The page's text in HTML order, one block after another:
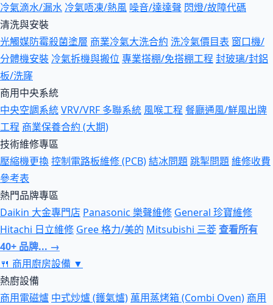
冷氣滴水/漏水 冷氣唔凍/熱風 噪音/達達聲 閃燈/故障代碼
清洗與安裝
光觸媒防霉殺菌塗層 商業冷氣大洗合約 洗冷氣價目表 窗口機/
分體機安裝 冷氣拆機與搬位 專業搭棚/免搭棚工程 封玻璃/封鋁
板/洗窿
商用中央系統
中央空調系統VRV/VRF 多聯系統 風喉工程 餐廳通風/鮮風出牌
工程 商業保養合約 (大期)
技術維修專區
壓縮機更換控制電路板維修 (PCB)結冰問題跳掣問題維修收費
參考表
熱門品牌專區
Daikin 大金專門店 Panasonic 樂聲維修 General 珍寶維修
Hitachi 日立維修 Gree 格力/美的 Mitsubishi 三菱查看所有
40+ 品牌... →
🍴 商用廚房設備 ▼
熱廚設備
商用電磁爐 中式炒爐 (鑊氣爐) 萬用蒸烤箱 (Combi Oven) 商用